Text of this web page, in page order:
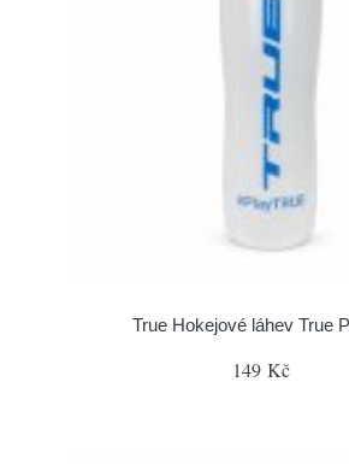
True Hokejové láhev True
149 Kč